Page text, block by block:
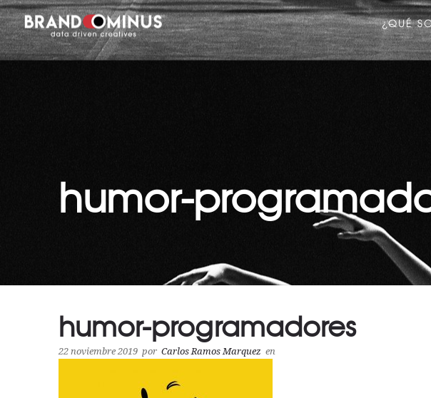
¿QUÉ
humor-
humor-programadores
22 noviembre 2019 por Carlos Ramos Marquez en